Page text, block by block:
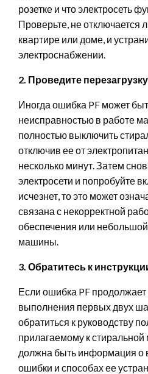
розетке и что электросеть
Проверьте, не отключается
квартире или доме, и
электроснабжении.
2. Проведите
Иногда ошибка PF может
неисправностью в работе
полностью выключить
отключив ее от
несколько минут. Затем
электросети и попробуйте
исчезнет, то это может
связана с некорректной
обеспечения или
машины.
3. Обратитесь к
Если ошибка PF
выполнения первых двух
обратиться к руководству
прилагаемому к
должна быть информация о
ошибки и способах ее